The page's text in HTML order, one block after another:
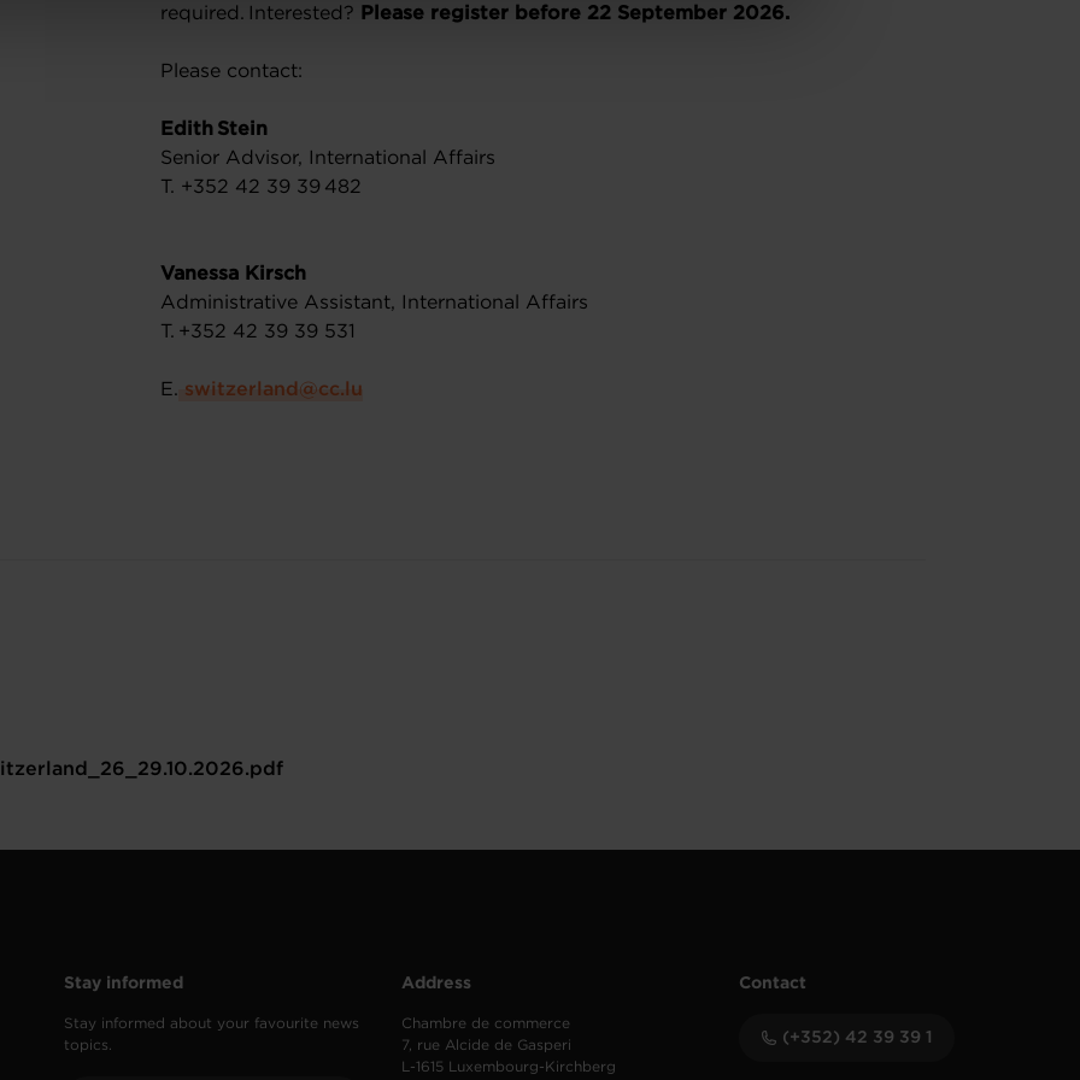
required. Interested?
Please register before 22 September 2026.
Please contact:
Edith Stein
Senior Advisor, International Affairs
T. +352 42 39 39 482
Vanessa Kirsch
Administrative Assistant, International Affairs
T. +352 42 39 39 531
E. ​ switzerland@cc.lu​
Stay informed
Stay informed about your favourite news
topics.
Address
Chambre de commerce
7, rue Alcide de Gasperi
L-1615 Luxembourg-Kirchberg
Contact
(+352) 42 39 39 1